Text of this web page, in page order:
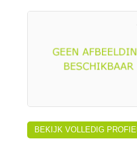
BEKIJK VOLLEDIG PROFIEL